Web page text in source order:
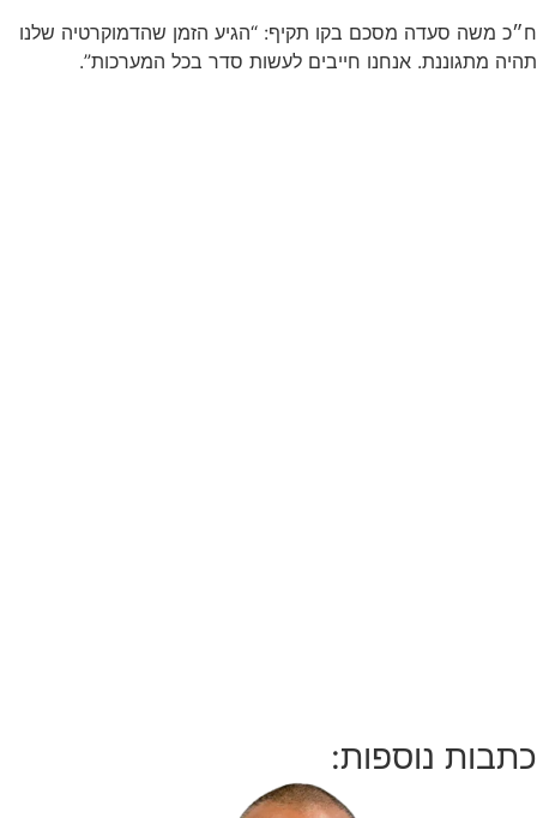
ח״כ משה סעדה מסכם בקו תקיף: “הגיע הזמן שהדמוקרטיה שלנו
תהיה מתגוננת. אנחנו חייבים לעשות סדר בכל המערכות”.
כתבות נוספות: